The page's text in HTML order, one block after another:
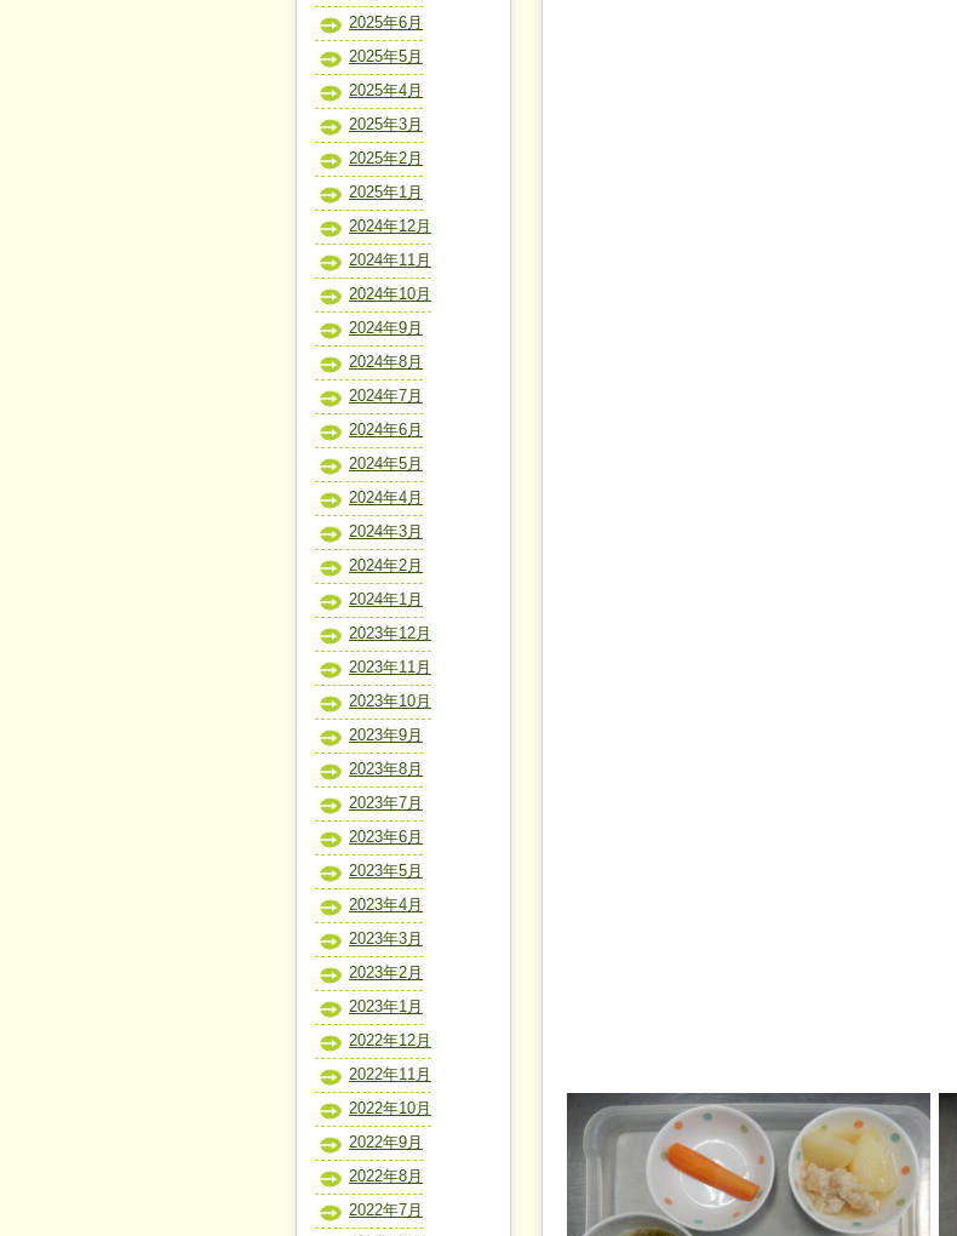
2025年6月
2025年5月
2025年4月
2025年3月
2025年2月
2025年1月
2024年12月
2024年11月
2024年10月
2024年9月
2024年8月
2024年7月
2024年6月
2024年5月
2024年4月
2024年3月
2024年2月
2024年1月
2023年12月
2023年11月
2023年10月
2023年9月
2023年8月
2023年7月
2023年6月
2023年5月
2023年4月
2023年3月
2023年2月
2023年1月
2022年12月
2022年11月
2022年10月
2022年9月
2022年8月
2022年7月